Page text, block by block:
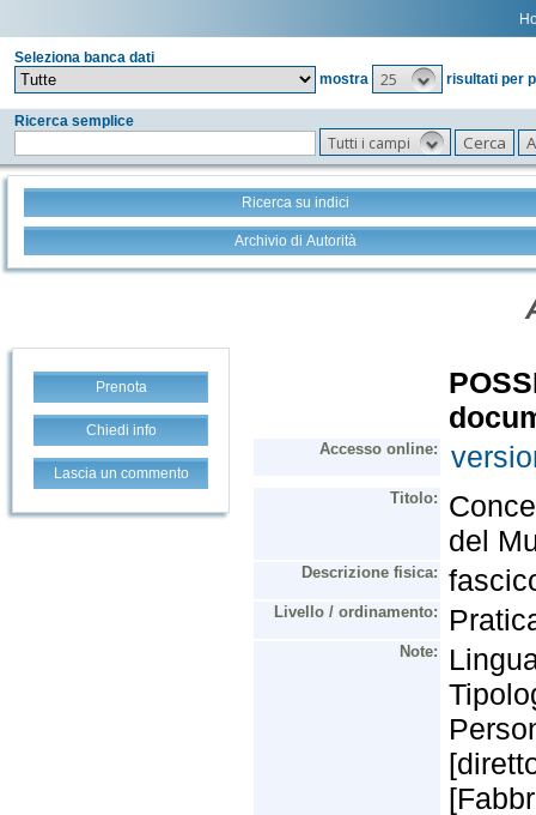
Seleziona banca dati
mostra
25 risultati per
Ricerca semplice
Tutti i campi
Ricerca su indici
Archivio di Autorità
Prenota
Chiedi info
Lascia un commento